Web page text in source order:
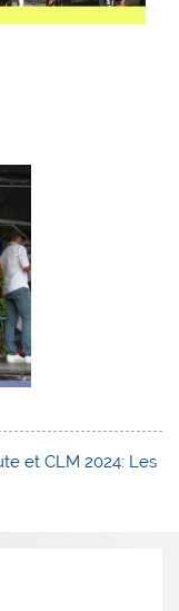
et CLM 2024: Les